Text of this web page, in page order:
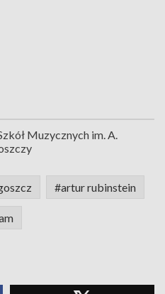
Muzycznych im. A.
#artur rubinstein